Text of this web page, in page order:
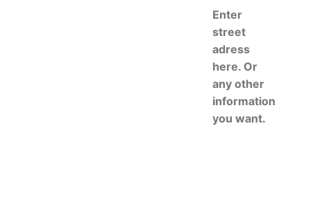
Enter
street
adress
here. Or
any other
information
you want.